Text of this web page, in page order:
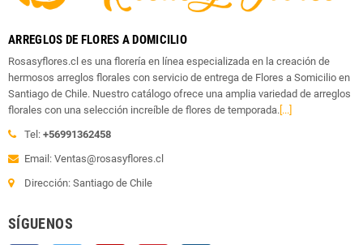
ARREGLOS DE FLORES A DOMICILIO
Rosasyflores.cl es una florería en línea especializada en la creación de
hermosos arreglos florales con servicio de entrega de Flores a Somicilio en
Santiago de Chile. Nuestro catálogo ofrece una amplia variedad de arreglos
florales con una selección increíble de flores de temporada. [...]
Tel: +56991362458
Email: Ventas@rosasyflores.cl
Dirección: Santiago de Chile
SÍGUENOS